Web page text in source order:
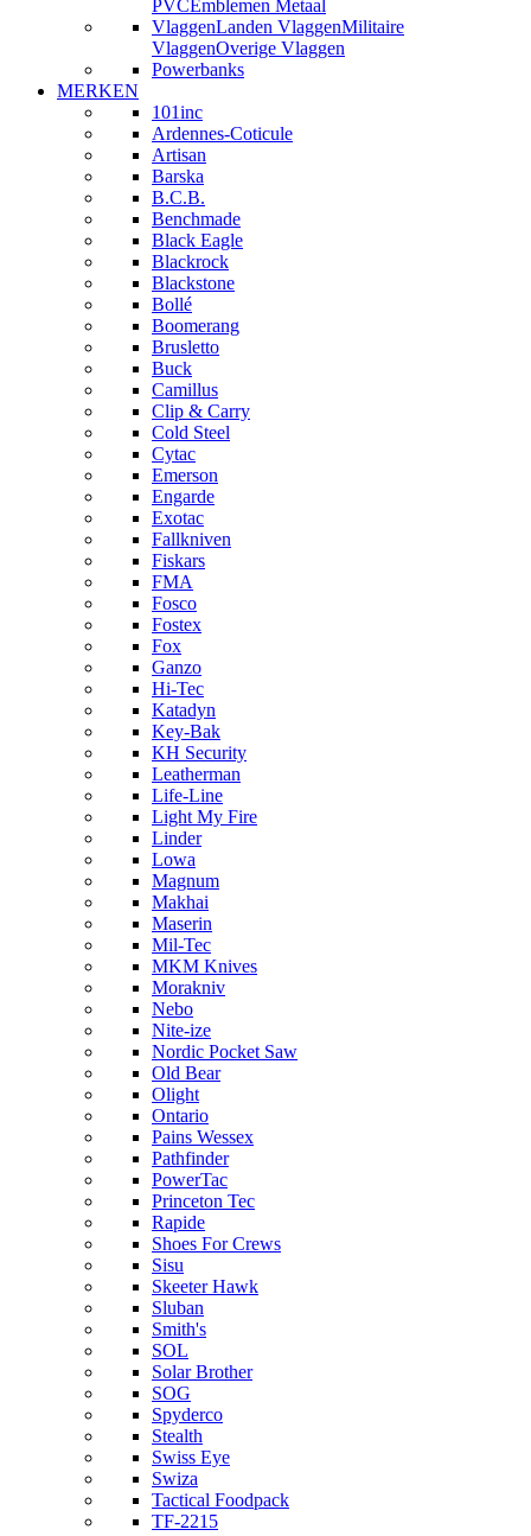
PVCEmblemen Metaal
VlaggenLanden VlaggenMilitaire
VlaggenOverige Vlaggen
Powerbanks
MERKEN
101inc
Ardennes-Coticule
Artisan
Barska
B.C.B.
Benchmade
Black Eagle
Blackrock
Blackstone
Bollé
Boomerang
Brusletto
Buck
Camillus
Clip & Carry
Cold Steel
Cytac
Emerson
Engarde
Exotac
Fallkniven
Fiskars
FMA
Fosco
Fostex
Fox
Ganzo
Hi-Tec
Katadyn
Key-Bak
KH Security
Leatherman
Life-Line
Light My Fire
Linder
Lowa
Magnum
Makhai
Maserin
Mil-Tec
MKM Knives
Morakniv
Nebo
Nite-ize
Nordic Pocket Saw
Old Bear
Olight
Ontario
Pains Wessex
Pathfinder
PowerTac
Princeton Tec
Rapide
Shoes For Crews
Sisu
Skeeter Hawk
Sluban
Smith's
SOL
Solar Brother
SOG
Spyderco
Stealth
Swiss Eye
Swiza
Tactical Foodpack
TF-2215